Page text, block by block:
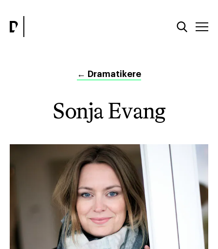
← Dramatikere
Sonja Evang